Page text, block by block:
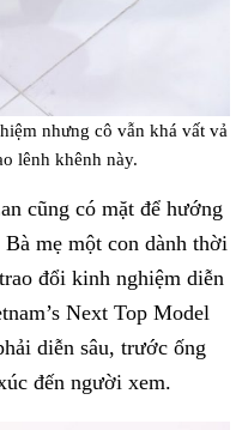
nhưng cô vẫn khá vất vả
lênh khênh này.
cũng có mặt để hướng
mẹ một con dành thời
đổi kinh nghiệm diễn
Next Top Model
diễn sâu, trước ống
đến người xem.